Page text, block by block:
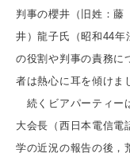
判事の櫻井（旧姓：藤
井）龍子氏（昭和44年
の役割や判事の責務に
者は熱心に耳を傾けま
続くビアパーティー
大会長（西日本電信電
学の近況の報告の後，